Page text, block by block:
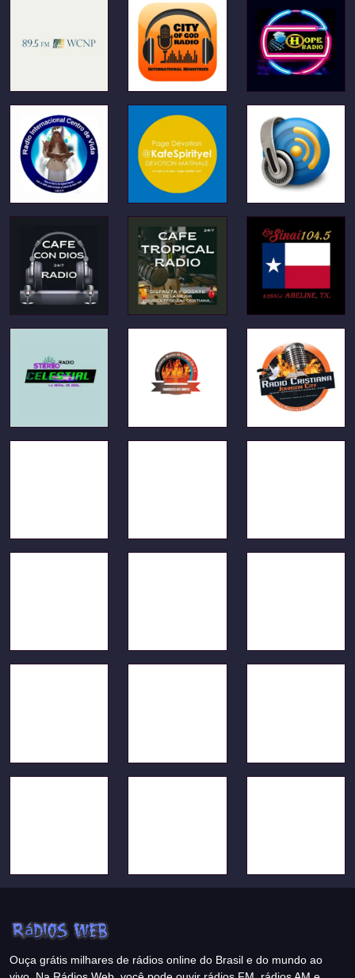
Ouça grátis milhares de rádios online do Brasil e do mundo ao